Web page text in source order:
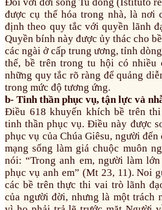
được cụ thể hóa trong nhà, là nơi
định theo quy tắc với quyền lãnh
Quyền bính này được ủy thác cho
các ngài ở cấp trung ương, tỉnh
thế, bề trên trong tu hội có nhiều
những quy tắc rõ ràng để quảng
trong mức độ tương ứng.
b- Tinh thần phục vụ, tận lực và
Điều 618 khuyến khích bề trên
tinh thần phục vụ. Điều này được
phục vụ của Chúa Giêsu, người
mạng sống làm giá chuộc muôn
nói: “Trong anh em, người làm
phục vụ anh em” (Mt 23, 11). Noi
các bề trên thực thi vai trò lãnh
của người đời, nhưng là một trách